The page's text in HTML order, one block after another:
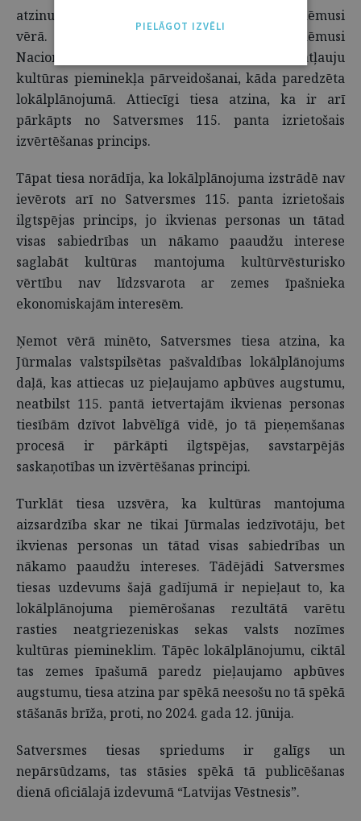
atzinumus. Taču Jūrmalas dome tos nebija ņēmusi
vērā. Tādēļ tika secināts, ka dome nav saņēmusi
Nacionālās kultūras mantojuma pārvaldes atļauju
kultūras pieminekļa pārveidošanai, kāda paredzēta
lokālplānojumā. Attiecīgi tiesa atzina, ka ir arī
pārkāpts no Satversmes 115. panta izrietošais
izvērtēšanas princips.
Tāpat tiesa norādīja, ka lokālplānojuma izstrādē nav
ievērots arī no Satversmes 115. panta izrietošais
ilgtspējas princips, jo ikvienas personas un tātad
visas sabiedrības un nākamo paaudžu interese
saglabāt kultūras mantojuma kultūrvēsturisko
vērtību nav līdzsvarota ar zemes īpašnieka
ekonomiskajām interesēm.
Ņemot vērā minēto, Satversmes tiesa atzina, ka
Jūrmalas valstspilsētas pašvaldības lokālplānojums
daļā, kas attiecas uz pieļaujamo apbūves augstumu,
neatbilst 115. pantā ietvertajām ikvienas personas
tiesībām dzīvot labvēlīgā vidē, jo tā pieņemšanas
procesā ir pārkāpti ilgtspējas, savstarpējās
saskaņotības un izvērtēšanas principi.
Turklāt tiesa uzsvēra, ka kultūras mantojuma
aizsardzība skar ne tikai Jūrmalas iedzīvotāju, bet
ikvienas personas un tātad visas sabiedrības un
nākamo paaudžu intereses. Tādējādi Satversmes
tiesas uzdevums šajā gadījumā ir nepieļaut to, ka
lokālplānojuma piemērošanas rezultātā varētu
rasties neatgriezeniskas sekas valsts nozīmes
kultūras piemineklim. Tāpēc lokālplānojumu, ciktāl
tas zemes īpašumā paredz pieļaujamo
apbūves
augstumu, tiesa atzina par spēkā neesošu no tā spēkā
stāšanās brīža, proti, no 2024. gada 12. jūnija.
Satversmes tiesas spriedums ir galīgs un
nepārsūdzams, tas stāsies spēkā tā publicēšanas
dienā oficiālajā izdevumā “Latvijas Vēstnesis”.
PIELĀGOT IZVĒLI